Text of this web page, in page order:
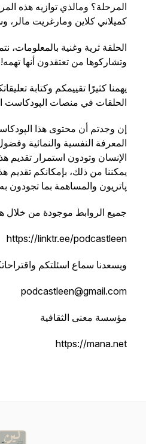
المرحلة؟ ومالذي توازيه هذه
كميلاني كلاين ومارغريت مالر،
الحلقة ثرية وغنية بالمعلومات،
وتشاركوها من تعتقدون أنها تهمه!
يهمنا كثيرًا تقييمكم وكتابة
الحلقات في منصات الپودكاست
إن وجدتم أن محتوى هذا
المعرفة النفسية والنمائية
الإنسان وتودون استمرار تقديم
يمكننا من ذلك، بإمكانكم تقديم
پاتريون والمساهمة بما تجودون
جميع الروابط موجودة من خلال
ويسعدنا سماع اسئلتكم
مؤسسة معنى الثقافية